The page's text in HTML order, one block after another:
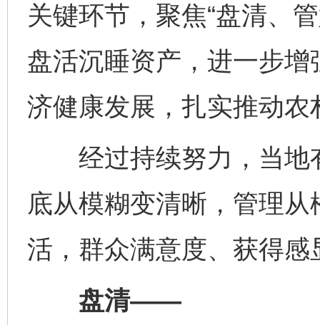
关键环节，聚焦“盘清、
盘活沉睡资产，进一步增
济健康发展，扎实推动农
经过持续努力，当地
底从模糊变清晰，管理
活，群众满意度、获得感
盘清——